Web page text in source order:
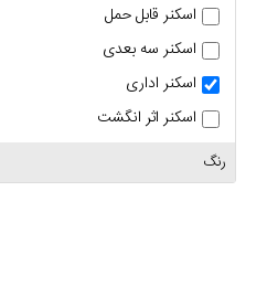
اسکنر قابل حمل
اسکنر سه بعدی
اسکنر اداری
اسکنر اثر انگشت
رنگ